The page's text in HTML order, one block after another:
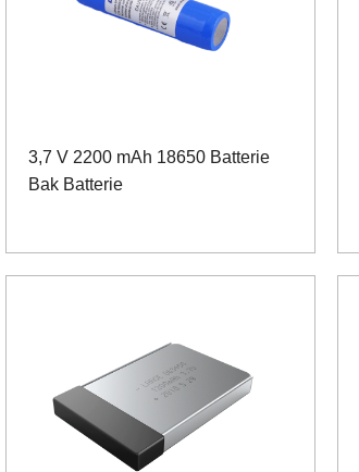
3,7 V 2200 mAh 18650 Batterie
Bak Batterie